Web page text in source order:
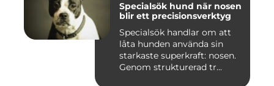
Specialsök hund när nosen
blir ett precisionsverktyg
Specialsök handlar om att
låta hunden använda sin
starkaste superkraft: nosen.
Genom strukturerad tr...